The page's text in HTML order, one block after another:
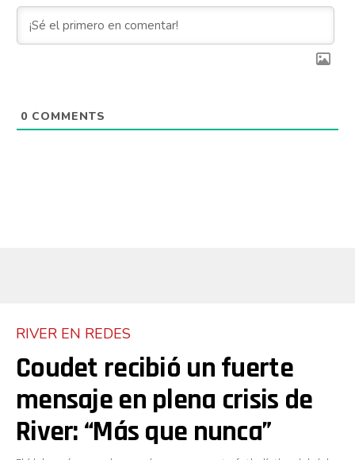
0 COMMENTS
RIVER EN REDES
Coudet recibió un fuerte
mensaje en plena crisis de
River: “Más que nunca”